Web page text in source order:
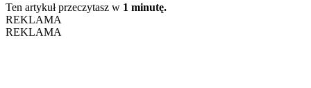
Ten artykuł przeczytasz w 1 minutę.
REKLAMA
REKLAMA